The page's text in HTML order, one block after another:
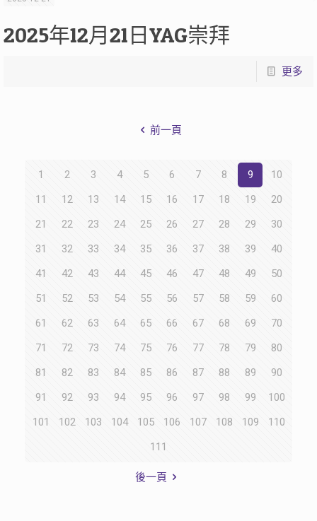
2025年12月21日YAG崇拜
更多
前一頁
1 2 3 4 5 6 7 8 9
10
11
12 13 14 15 16 17 18 19
20
21
22 23 24 25 26 27 28 29
30
31
32 33 34 35 36 37 38 39
40
41
42 43 44 45 46 47 48 49
50
51
52 53 54 55 56 57 58 59
60
61
62 63 64 65 66 67 68 69
70
71
72 73 74 75 76 77 78 79
80
81
82 83 84 85 86 87 88 89
90
91
92 93 94 95 96 97 98 99
100
101
102 103 104 105 106 107 108 109
110
111
後一頁